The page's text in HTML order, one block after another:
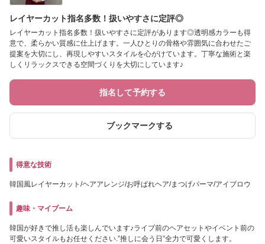
レイヤーカット指名多数！扱いやすさに定評◎
レイヤーカット指名多数！扱いやすさに定評があります◎透明感カラーも得
意で、柔らかい質感に仕上げます。一人ひとりの骨格や雰囲気に合わせたご
提案を大切にし、再現しやすいスタイルを心がけています。丁寧な施術と楽
しくリラックスできる空間づくりを大切にしています♪
指名して予約する
ブックマークする
得意な技術
韓国風レイヤーカット/ヘアアレンジ/お呼ばれヘア/まつげパーマ/アイブロウ
趣味・マイブーム
韓国が好きで推し活も楽しんでいます♪ライブ前のヘアセットやイベント前の
可愛いスタイルもお任せください.”推しに会う日”全力で可愛くします。